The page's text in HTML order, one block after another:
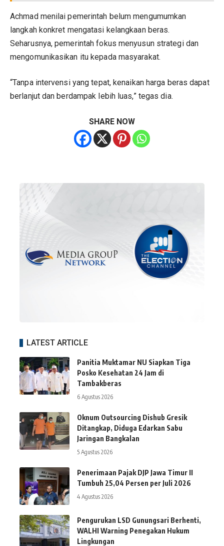
Achmad menilai pemerintah belum mengumumkan
langkah konkret mengatasi kelangkaan beras.
Seharusnya, pemerintah fokus menyusun strategi dan
mengomunikasikan itu kepada masyarakat.
“Tanpa intervensi yang tepat, kenaikan harga beras dapat
berlanjut dan berdampak lebih luas,” tegas dia.
SHARE NOW
LATEST ARTICLE
Panitia Muktamar NU Siapkan Tiga
Posko Kesehatan 24 Jam di
Tambakberas
6 Agustus 2026
Oknum Outsourcing Dishub Gresik
Ditangkap, Diduga Edarkan Sabu
Jaringan Bangkalan
5 Agustus 2026
Penerimaan Pajak DJP Jawa Timur II
Tumbuh 25,04 Persen per Juli 2026
4 Agustus 2026
Pengurukan LSD Gunungsari Berhenti,
WALHI Warning Penegakan Hukum
Lingkungan